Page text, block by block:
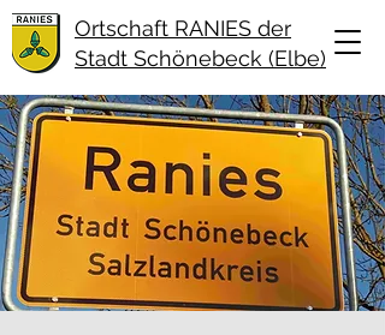
Ortschaft RANIES der
Stadt Schönebeck (Elbe)